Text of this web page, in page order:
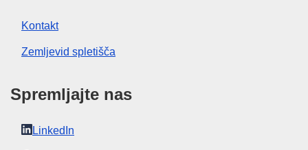
Kontakt
Zemljevid spletišča
Spremljajte nas
LinkedIn